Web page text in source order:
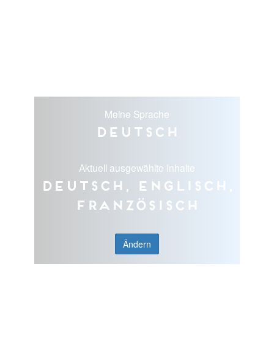
Meine Sprache
Deutsch
Aktuell ausgewählte Inhalte
Deutsch, Englisch,
Französisch
Ändern